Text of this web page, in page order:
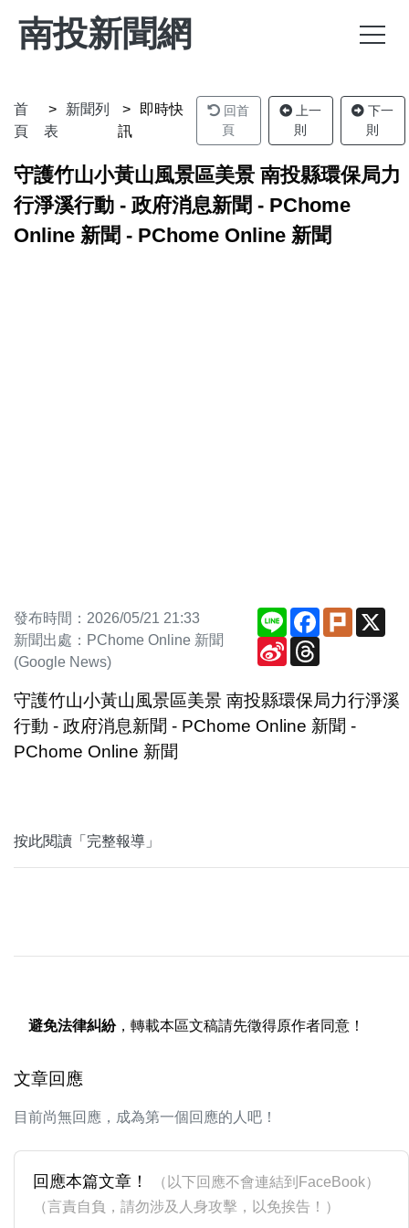
南投新聞網
首
頁
新聞列
表
即時快
訊
回首
頁
上一
則
下一
則
守護竹山小黃山風景區美景 南投縣環保局力
行淨溪行動 - 政府消息新聞 - PChome
Online 新聞 - PChome Online 新聞
發布時間：2026/05/21 21:33
新聞出處：PChome Online 新聞
(Google News)
Line Facebook
Plurk
Sina
Weibo
守護竹山小黃山風景區美景 南投縣環保局力行淨溪
行動 - 政府消息新聞 - PChome Online 新聞 -
PChome Online 新聞
按此閱讀「完整報導」
避免法律糾紛，轉載本區文稿請先徵得原作者同意！
文章回應
目前尚無回應，成為第一個回應的人吧！
回應本篇文章！
（以下回應不會連結到FaceBook）
（言責自負，請勿涉及人身攻擊，以免挨告！）